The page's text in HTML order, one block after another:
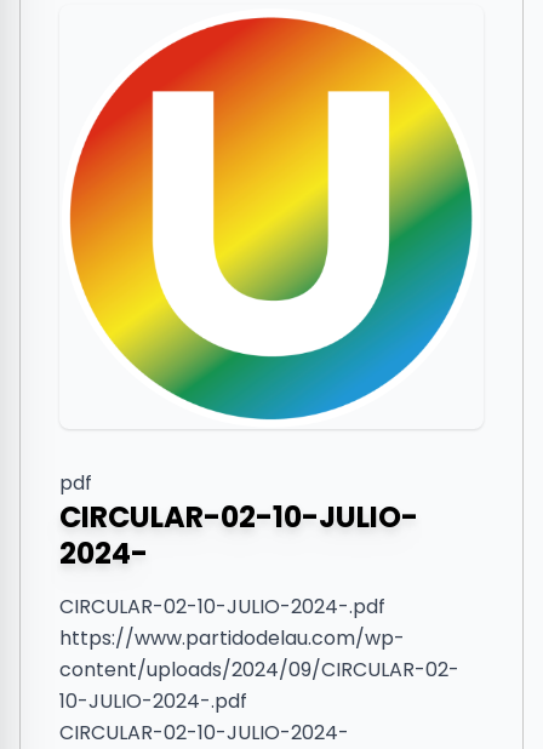
pdf
CIRCULAR-02-10-JULIO-
2024-
CIRCULAR-02-10-JULIO-2024-.pdf
https://www.partidodelau.com/wp-
content/uploads/2024/09/CIRCULAR-02-
10-JULIO-2024-.pdf
CIRCULAR-02-10-JULIO-2024-